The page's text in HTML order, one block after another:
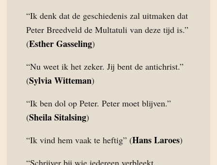
“Ik denk dat de geschiedenis zal uitmaken dat
Peter Breedveld de Multatuli van deze tijd is.”
(Esther Gasseling)
“Nu weet ik het zeker. Jij bent de antichrist.”
(Sylvia Witteman)
“Ik ben dol op Peter. Peter moet blijven.”
(Sheila Sitalsing)
“Ik vind hem vaak te heftig” (Hans Laroes)